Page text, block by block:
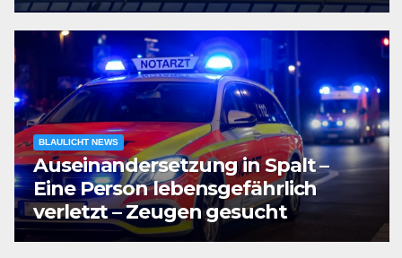
BLAULICHT NEWS
Auseinandersetzung in Spalt –
Eine Person lebensgefährlich
verletzt – Zeugen gesucht